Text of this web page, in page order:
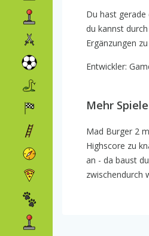
Du hast
du kannst
Ergänzungen
Entwickler:
Mehr
Mad Burger 2
Highscore zu
an - da baust
zwischendurch